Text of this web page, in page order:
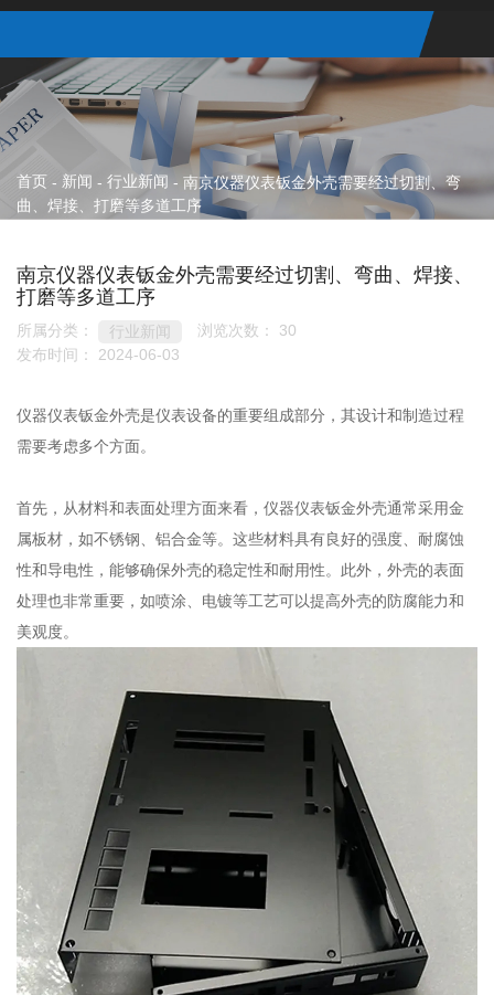
首页 - 新闻 - 行业新闻 - 南京仪器仪表钣金外壳需要经过切割、弯
曲、焊接、打磨等多道工序
南京仪器仪表钣金外壳需要经过切割、弯曲、焊接、
打磨等多道工序
所属分类： 行业新闻 浏览次数： 30
发布时间： 2024-06-03
仪器仪表钣金外壳是仪表设备的重要组成部分，其设计和制造过程
需要考虑多个方面。
首先，从材料和表面处理方面来看，仪器仪表钣金外壳通常采用金
属板材，如不锈钢、铝合金等。这些材料具有良好的强度、耐腐蚀
性和导电性，能够确保外壳的稳定性和耐用性。此外，外壳的表面
处理也非常重要，如喷涂、电镀等工艺可以提高外壳的防腐能力和
美观度。